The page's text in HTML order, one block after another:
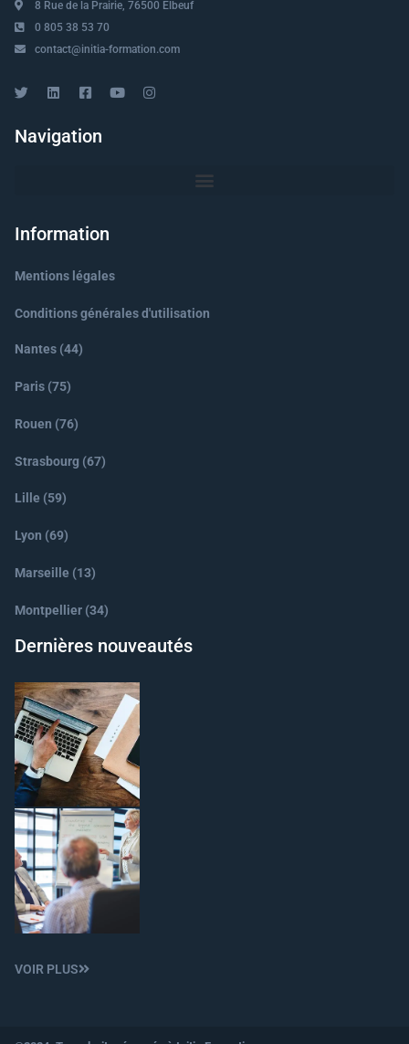
8 Rue de la Prairie, 76500 Elbeuf
0 805 38 53 70
contact@initia-formation.com
Navigation
Information
Mentions légales
Conditions générales d'utilisation
Nantes (44)
Paris (75)
Rouen (76)
Strasbourg (67)
Lille (59)
Lyon (69)
Marseille (13)
Montpellier (34)
Dernières nouveautés
VOIR PLUS